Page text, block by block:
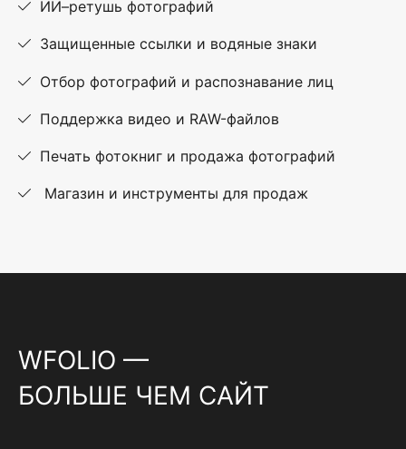
ИИ–ретушь фотографий
Защищенные ссылки и водяные знаки
Отбор фотографий и распознавание лиц
Поддержка видео и RAW-файлов
Печать фотокниг и продажа фотографий
Магазин и инструменты для продаж
WFOLIO —
БОЛЬШЕ ЧЕМ САЙТ